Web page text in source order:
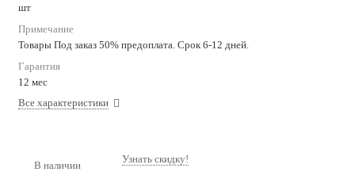
шт
Примечание
Товары Под заказ 50% предоплата. Срок 6-12 дней.
Гарантия
12 мес
Все характеристики
В наличии Узнать скидку!